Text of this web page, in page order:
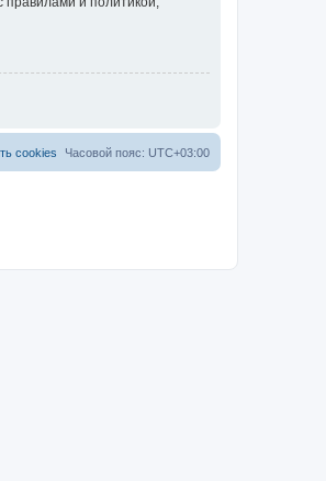
Часовой пояс: UTC+03:00
cookies